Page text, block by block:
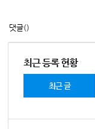
댓글()
최근 등록 현황
최근 글